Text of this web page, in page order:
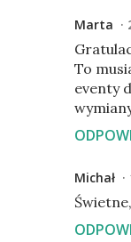
Marta
To
eventy
Michał